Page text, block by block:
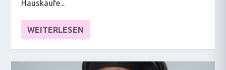
Hauskäufe...
WEITERLESEN